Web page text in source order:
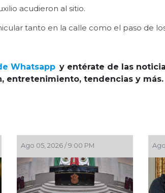
acudieron al sitio.
tanto en la calle como el paso de
Whatsapp y entérate de las
entretenimiento, tendencias y más.
Ago 05, 2026 / 9:00 PM